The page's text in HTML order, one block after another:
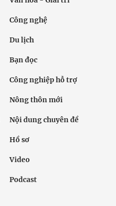
Công nghệ
Du lịch
Bạn đọc
Công nghiệp hỗ trợ
Nông thôn mới
Nội dung chuyên đề
Hồ sơ
Video
Podcast